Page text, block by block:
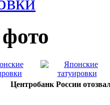
Центробанк России